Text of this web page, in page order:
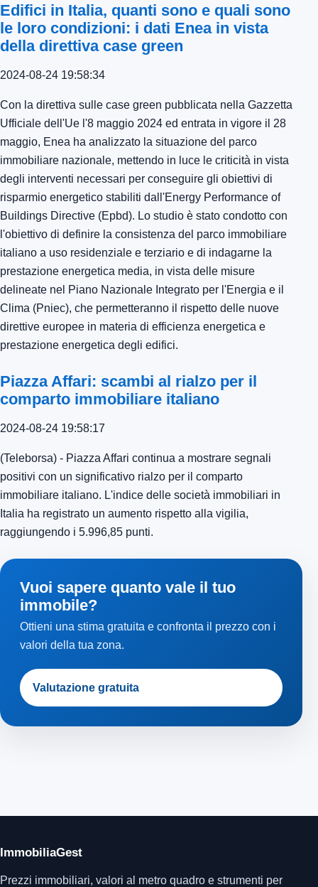
Edifici in Italia, quanti sono e quali sono
le loro condizioni: i dati Enea in vista
della direttiva case green
2024-08-24 19:58:34
Con la direttiva sulle case green pubblicata nella Gazzetta
Ufficiale dell'Ue l'8 maggio 2024 ed entrata in vigore il 28
maggio, Enea ha analizzato la situazione del parco
immobiliare nazionale, mettendo in luce le criticità in vista
degli interventi necessari per conseguire gli obiettivi di
risparmio energetico stabiliti dall'Energy Performance of
Buildings Directive (Epbd). Lo studio è stato condotto con
l'obiettivo di definire la consistenza del parco immobiliare
italiano a uso residenziale e terziario e di indagarne la
prestazione energetica media, in vista delle misure
delineate nel Piano Nazionale Integrato per l'Energia e il
Clima (Pniec), che permetteranno il rispetto delle nuove
direttive europee in materia di efficienza energetica e
prestazione energetica degli edifici.
Piazza Affari: scambi al rialzo per il
comparto immobiliare italiano
2024-08-24 19:58:17
(Teleborsa) - Piazza Affari continua a mostrare segnali
positivi con un significativo rialzo per il comparto
immobiliare italiano. L'indice delle società immobiliari in
Italia ha registrato un aumento rispetto alla vigilia,
raggiungendo i 5.996,85 punti.
Vuoi sapere quanto vale il tuo
immobile?
Ottieni una stima gratuita e confronta il prezzo con i
valori della tua zona.
Valutazione gratuita
ImmobiliaGest
Prezzi immobiliari, valori al metro quadro e strumenti per